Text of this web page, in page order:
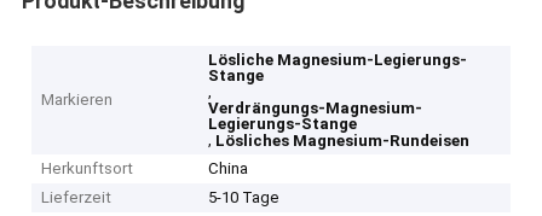
Markieren
Lösliche Magnesium-Legierungs-
Stange
,
Verdrängungs-Magnesium-
Legierungs-Stange
, Lösliches Magnesium-Rundeisen
Herkunftsort
China
Lieferzeit
5-10 Tage